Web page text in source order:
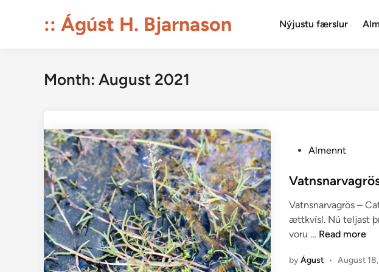
:: Ágúst H. Bjarnason Nýjustu færslur
Month: August 2021
s
e
d
i
Almennt
Vatnsnarvagrös –
ættkvísl. Nú teljast
voru … V
t
Read more
byÁgust • August